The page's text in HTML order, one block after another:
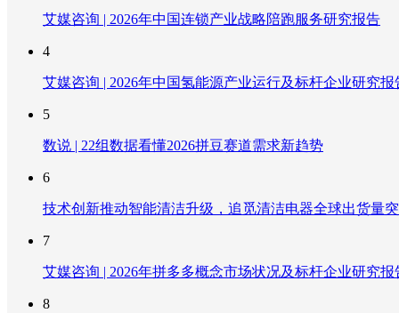
艾媒咨询 | 2026年中国连锁产业战略陪跑服务研究报告
4
艾媒咨询 | 2026年中国氢能源产业运行及标杆企业研究报
5
数说 | 22组数据看懂2026拼豆赛道需求新趋势
6
技术创新推动智能清洁升级，追觅清洁电器全球出货量
7
艾媒咨询 | 2026年拼多多概念市场状况及标杆企业研究报
8